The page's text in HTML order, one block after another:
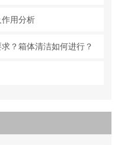
用分析
？箱体清洁如何进行？